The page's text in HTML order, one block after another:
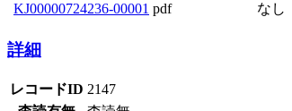
KJ00000724236-00001 pdf なし
詳細
レコードID 2147